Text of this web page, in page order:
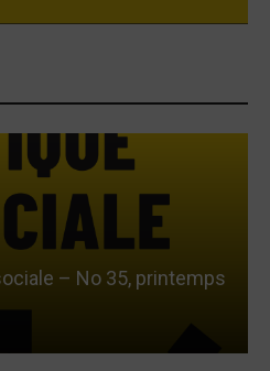
– No 35, printemps